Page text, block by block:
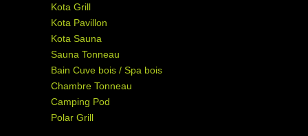
Kota Grill
Kota Pavillon
Kota Sauna
Sauna Tonneau
Bain Cuve bois / Spa bois
Chambre Tonneau
Camping Pod
Polar Grill